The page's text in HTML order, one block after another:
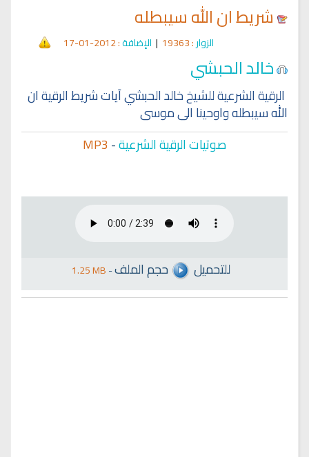
شريط ان الله سيبطله
الزوار: 19363
| الإضافة: 2012-01-17
خالد الحبشي
الرقية الشرعية للشيخ خالد الحبشي آيات شريط الرقية ان
الله سيبطله واوحينا الى موسى
صوتيات الرقية الشرعية-
MP3
1.25 MB- للتحميل حجم الملف